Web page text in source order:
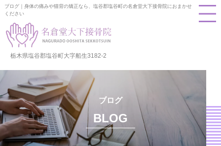
ブログ｜身体の痛みや猫背の矯正なら、塩谷郡塩谷町の名倉堂大下接骨院におまかせ
ください
栃木県塩谷郡塩谷町大字船生3182-2
ブログ
BLOG